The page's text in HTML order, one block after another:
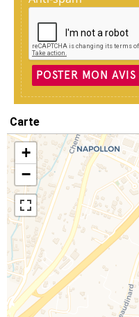
POSTER MON AVIS
Carte
+
−